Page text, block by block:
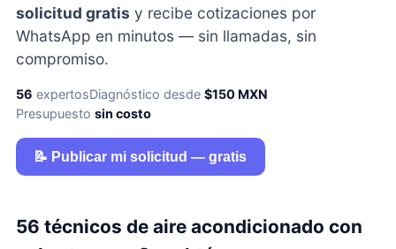
solicitud gratis y recibe cotizaciones por
WhatsApp en minutos — sin llamadas, sin
compromiso.
56 expertosDiagnóstico desde $150 MXN
Presupuesto sin costo
📝 Publicar mi solicitud — gratis
56 técnicos de aire acondicionado con